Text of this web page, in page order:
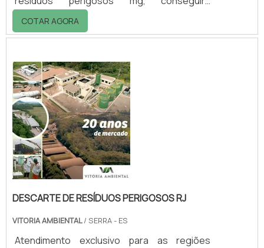
encontrar no website da Vitória Ambiental.
Realizando uma cotação por meio da
descobrindo a melhor referência em
qualidade do mercado.Quando a questão é
descarte de resíduos perigosos mg, com a
equipe da Vitória Ambiental conseguirá
proteção com comp...
COTAR AGORA
DESCARTE DE RESÍDUOS PERIGOSOS RJ
VITORIA AMBIENTAL/ SERRA - ES
Atendimento exclusivo para as regiões